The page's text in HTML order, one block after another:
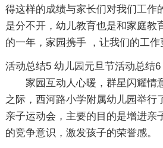
得这样的成绩与家长们对我们工作
是分不开，幼儿教育也是和家庭教
的一年，家园携手 ，让我们的工
活动总结5
家园互动人心暖，群星闪耀情
之际，西河路小学附属幼儿园举行
亲子运动会，主要的目的是增进亲
的竞争意识，激发孩子的荣誉感。
幼儿园元旦节活动总结6